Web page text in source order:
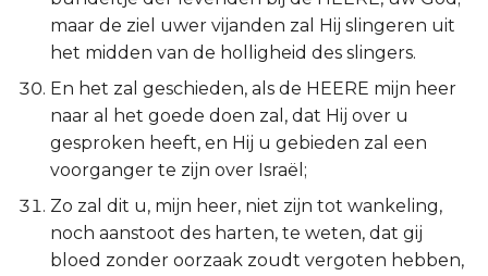
maar de ziel uwer vijanden zal Hij slingeren uit
het midden van de holligheid des slingers.
En het zal geschieden, als de HEERE mijn heer
naar al het goede doen zal, dat Hij over u
gesproken heeft, en Hij u gebieden zal een
voorganger te zijn over Israël;
Zo zal dit u, mijn heer, niet zijn tot wankeling,
noch aanstoot des harten, te weten, dat gij
bloed zonder oorzaak zoudt vergoten hebben,